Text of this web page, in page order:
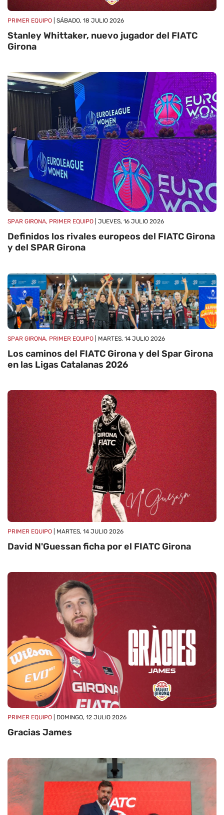
PRIMER EQUIPO | SÁBADO, 18 JULIO 2026
Stanley Whittaker, nuevo jugador del FIATC
Girona
SPAR GIRONA, PRIMER EQUIPO | JUEVES, 16 JULIO 2026
Definidos los rivales europeos del FIATC Girona
y del SPAR Girona
SPAR GIRONA, PRIMER EQUIPO | MARTES, 14 JULIO 2026
Los caminos del FIATC Girona y del Spar Girona
en las Ligas Catalanas 2026
PRIMER EQUIPO | MARTES, 14 JULIO 2026
David N'Guessan ficha por el FIATC Girona
PRIMER EQUIPO | DOMINGO, 12 JULIO 2026
Gracias James